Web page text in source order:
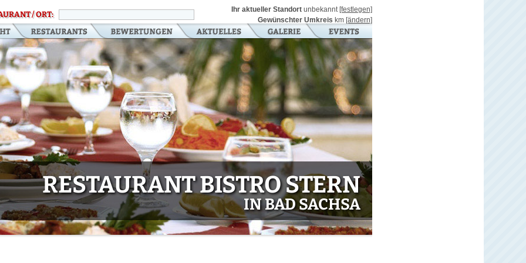
/ ORT:
Ihr aktueller Standort unbekannt [festlegen]
Gewünschter Umkreis km [ändern]
RESTAURANT BISTRO STERN
IN BAD SACHSA